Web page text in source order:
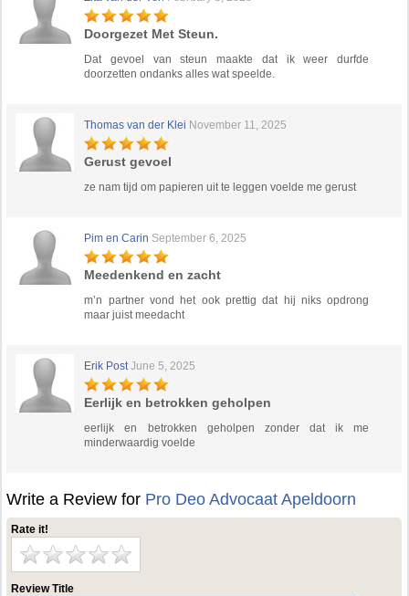
Doorgezet Met Steun.
Dat gevoel van steun maakte dat ik weer durfde
doorzetten ondanks alles wat speelde.
Thomas van der Klei November 11, 2025
Gerust gevoel
ze nam tijd om papieren uit te leggen voelde me gerust
Pim en Carin September 6, 2025
Meedenkend en zacht
m’n partner vond het ook prettig dat hij niks opdrong
maar juist meedacht
Erik Post June 5, 2025
Eerlijk en betrokken geholpen
eerlijk en betrokken geholpen zonder dat ik me
minderwaardig voelde
Write a Review for Pro Deo Advocaat Apeldoorn
Rate it!
Review Title